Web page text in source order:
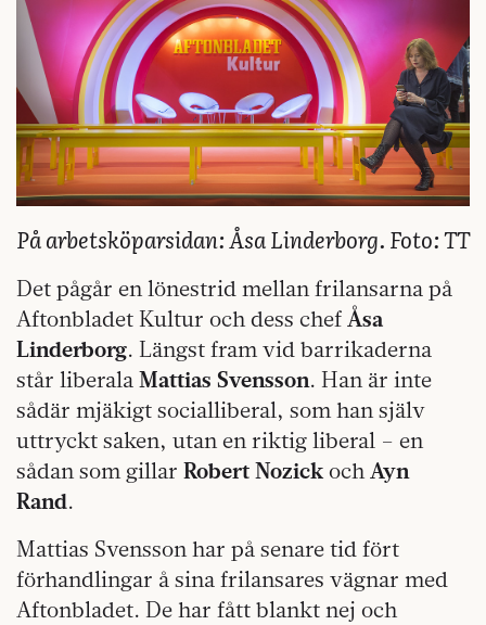
På arbetsköparsidan: Åsa Linderborg. Foto: TT
Det pågår en lönestrid mellan frilansarna på
Aftonbladet Kultur och dess chef Åsa
Linderborg. Längst fram vid barrikaderna
står liberala Mattias Svensson. Han är inte
sådär mjäkigt socialliberal, som han själv
uttryckt saken, utan en riktig liberal – en
sådan som gillar Robert Nozick ochAyn
Rand.
Mattias Svensson har på senare tid fört
förhandlingar å sina frilansares vägnar med
Aftonbladet. De har fått blankt nej och